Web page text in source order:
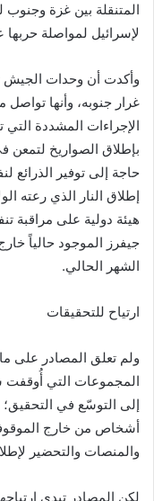
المتنقلة بين غزة وجنوب
لإسرائيل لمواصلة حربها
وأكدت أن وحدات الجيش
غرار جنوبه، وأنها تواصل
الإجراءات المشددة التي
بإطلاق الصواريخ لتمعن
حاجة إلى توفير الذرائع
إطلاق النار الذي رعته
هيئة دولية على مراقبة
جيفرز الموجود حالياً
الشهر الحالي.
ارتياح للتحقيقات
ولم تعلق المصادر على
المجموعات التي أُوقفت
إلى التوسّع في
أشخاص من خارج
والمنصات والتحضير
لكن المصادر تبدي